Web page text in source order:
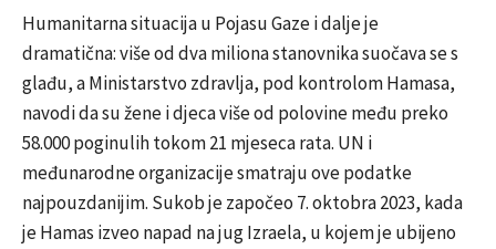
Humanitarna situacija u Pojasu Gaze i dalje je
dramatična: više od dva miliona stanovnika suočava se s
glađu, a Ministarstvo zdravlja, pod kontrolom Hamasa,
navodi da su žene i djeca više od polovine među preko
58.000 poginulih tokom 21 mjeseca rata. UN i
međunarodne organizacije smatraju ove podatke
najpouzdanijim. Sukob je započeo 7. oktobra 2023, kada
je Hamas izveo napad na jug Izraela, u kojem je ubijeno